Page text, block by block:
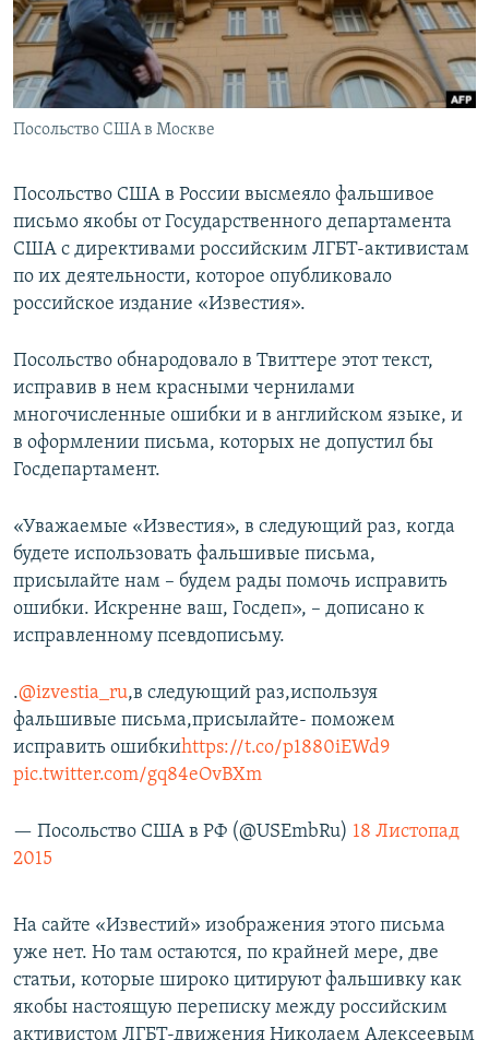
ПОБЕДИТЕЛЕЙ НЕ СУДЯТ?
КРЫМ.НЕПОКОРЕННЫЙ
ELIFBE
УКРАИНСКАЯ ПРОБЛЕМА КРЫМА
ПРИСОЕДИНЯЙТЕСЬ!
Посольство США в Москве
Посольство США в России высмеяло фальшивое
письмо якобы от Государственного департамента
США с директивами российским ЛГБТ-активистам
по их деятельности, которое опубликовало
российское издание «Известия».
Посольство обнародовало в Твиттере этот текст,
исправив в нем красными чернилами
многочисленные ошибки и в английском языке, и
в оформлении письма, которых не допустил бы
Госдепартамент.
«Уважаемые «Известия», в следующий раз, когда
будете использовать фальшивые письма,
присылайте нам – будем рады помочь исправить
ошибки. Искренне ваш, Госдеп», – дописано к
исправленному псевдописьму.
.@izvestia_ru,в следующий раз,используя
фальшивые письма,присылайте- поможем
исправить ошибкиhttps://t.co/p1880iEWd9
pic.twitter.com/gq84eOvBXm
— Посольство США в РФ (@USEmbRu) 18 Листопад
2015
На сайте «Известий» изображения этого письма
уже нет. Но там остаются, по крайней мере, две
статьи, которые широко цитируют фальшивку как
якобы настоящую переписку между российским
активистом ЛГБТ-движения Николаем Алексеевым